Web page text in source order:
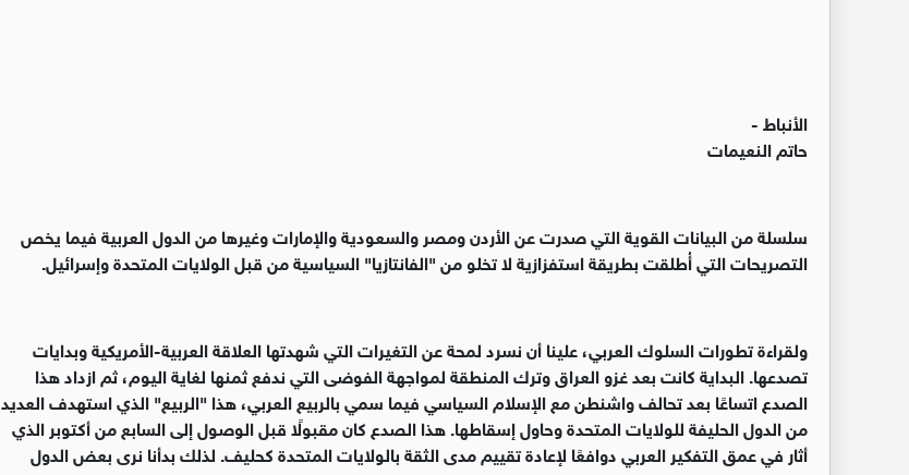
الأنباط -
حاتم النعيمات
سلسلة من البيانات القوية التي صدرت عن الأردن ومصر والسعودية والإمارات وغيرها من الدول العربية فيما يخص
التصريحات التي أُطلقت بطريقة استفزازية لا تخلو من "الفانتازيا" السياسية من قبل الولايات المتحدة وإسرائيل.
ولقراءة تطورات السلوك العربي، علينا أن نسرد لمحة عن التغيرات التي شهدتها العلاقة العربية-الأمريكية وبدايات
تصدعها. البداية كانت بعد غزو العراق وترك المنطقة لمواجهة الفوضى التي ندفع ثمنها لغاية اليوم، ثم ازداد هذا
الصدع اتساعًا بعد تحالف واشنطن مع الإسلام السياسي فيما سمي بالربيع العربي، هذا "الربيع" الذي استهدف العديد
من الدول الحليفة للولايات المتحدة وحاول إسقاطها. هذا الصدع كان مقبولًا قبل الوصول إلى السابع من أكتوبر الذي
أثار في عمق التفكير العربي دوافعًا لإعادة تقييم مدى الثقة بالولايات المتحدة كحليف. لذلك بدأنا نرى بعض الدول